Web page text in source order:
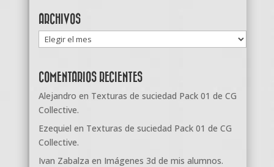
ARCHIVOS
Archivos
COMENTARIOS RECIENTES
Alejandro en Texturas de suciedad Pack 01 de CG
Collective.
Ezequiel en Texturas de suciedad Pack 01 de CG
Collective.
Ivan Zabalza en Imágenes 3d de mis alumnos.